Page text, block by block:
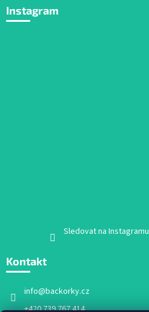
Instagram
Sledovat na Instagramu
Kontakt
info@backorky.cz
+420 739 767 414